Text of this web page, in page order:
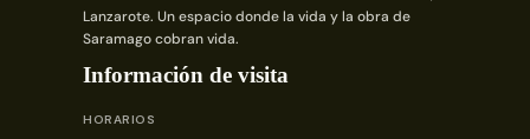
Lanzarote. Un espacio donde la vida y la obra de
Saramago cobran vida.
Información de visita
HORARIOS